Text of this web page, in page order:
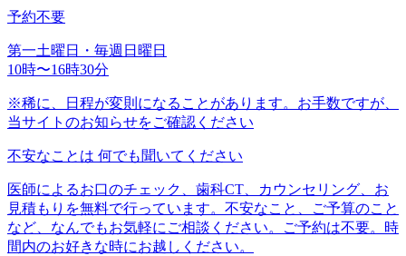
予約不要
第一土曜日・毎週日曜日
10時〜16時30分
※稀に、日程が変則になることがあります。お手数ですが、
当サイトのお知らせをご確認ください
不安なことは 何でも聞いてください
医師によるお口のチェック、歯科CT、カウンセリング、お
見積もりを無料で行っています。不安なこと、ご予算のこと
など、なんでもお気軽にご相談ください。ご予約は不要。時
間内のお好きな時にお越しください。